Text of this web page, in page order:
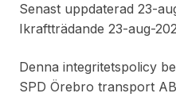
Senast uppdaterad 23-
Ikraftträdande 23-aug-
Denna integritetspolicy
SPD Örebro transport